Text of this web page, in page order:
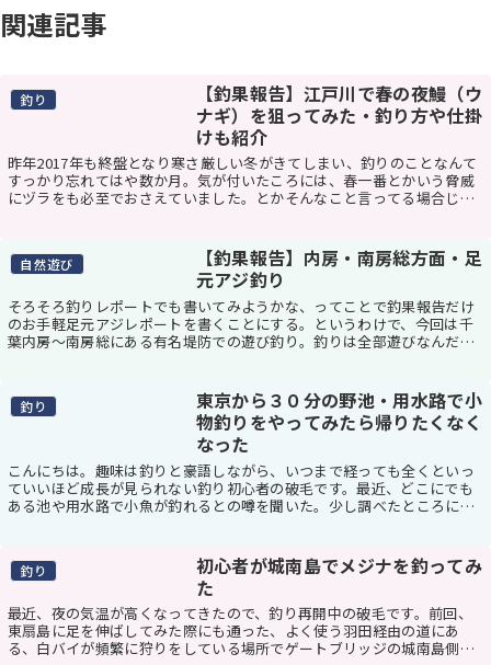
関連記事
釣り
【釣果報告】江戸川で春の夜鰻（ウ
ナギ）を狙ってみた・釣り方や仕掛
けも紹介
昨年2017年も終盤となり寒さ厳しい冬がきてしまい、釣りのことなんて
すっかり忘れてはや数か月。気が付いたころには、春一番とかいう脅威
にヅラをも必至でおさえていました。とかそんなこと言ってる場合じゃ
自然遊び
【釣果報告】内房・南房総方面・足
元アジ釣り
そろそろ釣りレポートでも書いてみようかな、ってことで釣果報告だけ
のお手軽足元アジレポートを書くことにする。というわけで、今回は千
葉内房～南房総にある有名堤防での遊び釣り。釣りは全部遊びなんだけ
釣り
東京から３０分の野池・用水路で小
物釣りをやってみたら帰りたくなく
なった
こんにちは。趣味は釣りと豪語しながら、いつまで経っても全くといっ
ていいほど成長が見られない釣り初心者の破毛です。最近、どこにでも
ある池や用水路で小魚が釣れるとの噂を聞いた。少し調べたところによ
釣り
初心者が城南島でメジナを釣ってみ
た
最近、夜の気温が高くなってきたので、釣り再開中の破毛です。前回、
東扇島に足を伸ばしてみた際にも通った、よく使う羽田経由の道にあ
る、白バイが頻繁に狩りをしている場所でゲートブリッジの城南島側出